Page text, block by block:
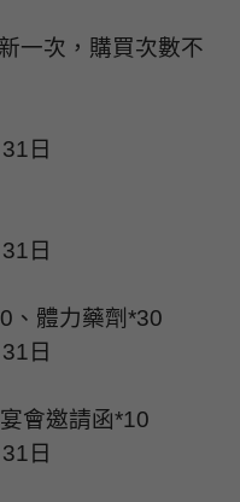
一次，購買次數不
31 日
31 日
、體力藥劑*30
31 日
宴會邀請函*10
31 日